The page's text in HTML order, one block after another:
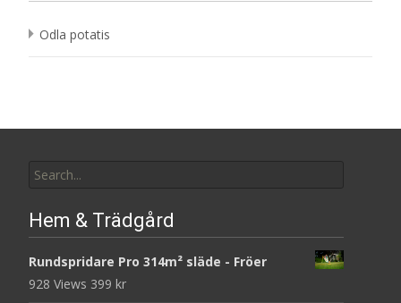
Odla potatis
for:
Hem & Trädgård
Rundspridare Pro 314m² släde - Fröer
928 Views 399 kr